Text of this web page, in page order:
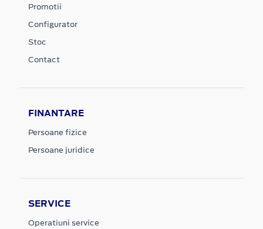
Promotii
Configurator
Stoc
Contact
FINANTARE
Persoane fizice
Persoane juridice
SERVICE
Operatiuni service